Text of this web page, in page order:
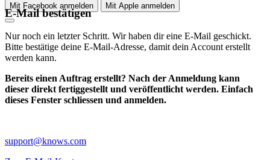
Mit Facebook anmelden Mit Apple anmelden
E-Mail bestätigen
Nur noch ein letzter Schritt. Wir haben dir eine E-Mail geschickt.
Bitte bestätige deine E-Mail-Adresse, damit dein Account erstellt
werden kann.
Bereits einen Auftrag erstellt? Nach der Anmeldung kann
dieser direkt fertiggestellt und veröffentlicht werden. Einfach
dieses Fenster schliessen und anmelden.
support@knows.com